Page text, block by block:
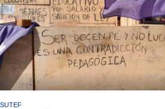
SUTEF